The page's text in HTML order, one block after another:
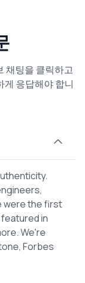
채팅을 클릭하고
응답해야 합니
were the first
in
We're
Forbes